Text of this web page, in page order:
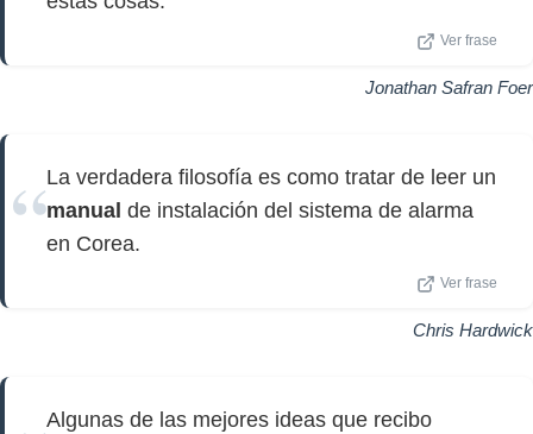
Ver frase
Jonathan Safran Foer
La verdadera filosofía es como tratar de leer un
manual de instalación del sistema de alarma
en Corea.
Ver frase
Chris Hardwick
Algunas de las mejores ideas que recibo